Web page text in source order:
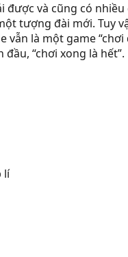
được và cũng có
tượng đài mới. Tuy
vẫn là một game
“chơi xong là hết”.
lí